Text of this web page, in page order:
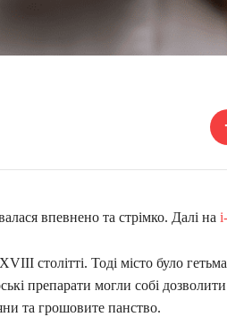
впевнено та стрімко. Далі на
столітті. Тоді місто було
препарати могли собі
та грошовите панство.